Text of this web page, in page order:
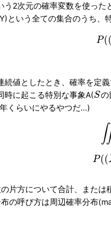
う2次元の確率変数を使った
という全ての集合のうち、
P(
続値としたとき、確率を定
時に起こる特別な事象A(Sの
くらいにやるやつだ…)
P((
の片方について合計、または
布の呼び方は周辺確率分布